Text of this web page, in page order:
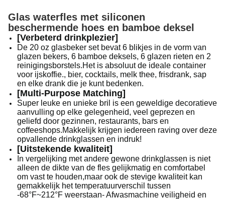
Glas waterfles met siliconen
beschermende hoes en bamboe deksel
[Verbeterd drinkplezier]
De 20 oz glasbeker set bevat 6 blikjes in de vorm van
glazen bekers, 6 bamboe deksels, 6 glazen rieten en 2
reinigingsborstels.Het is absoluut de ideale container
voor ijskoffie., bier, cocktails, melk thee, frisdrank, sap
en elke drank die je kunt bedenken.
[Multi-Purpose Matching]
Super leuke en unieke bril is een geweldige decoratieve
aanvulling op elke gelegenheid, veel geprezen en
geliefd door gezinnen, restaurants, bars en
coffeeshops.Makkelijk krijgen iedereen raving over deze
opvallende drinkglassen en indruk!
[Uitstekende kwaliteit]
In vergelijking met andere gewone drinkglassen is niet
alleen de dikte van de fles gelijkmatig en comfortabel
om vast te houden,maar ook de stevige kwaliteit kan
gemakkelijk het temperatuurverschil tussen
-68°F~212°F weerstaan- Afwasmachine veiligheid en